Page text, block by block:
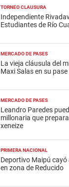
TORNEO CLAUSURA
Independiente
Estudiantes de Río
MERCADO DE PASES
La vieja cláusula del
Maxi Salas en su
MERCADO DE PASES
Leandro Paredes
millonaria que
xeneize
PRIMERA NACIONAL
Deportivo Maipú
en zona de Reducido